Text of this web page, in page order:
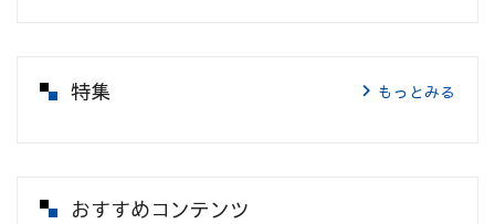
特集 もっとみる
おすすめコンテンツ